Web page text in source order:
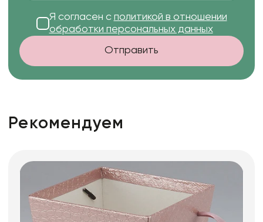
Я согласен с политикой в отношении
обработки персональных данных
Отправить
Рекомендуем